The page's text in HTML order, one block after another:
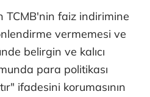
TCMB'nin faiz indirimine
vermemesi ve
belirgin ve kalıcı
para politikası
ifadesini korumasının